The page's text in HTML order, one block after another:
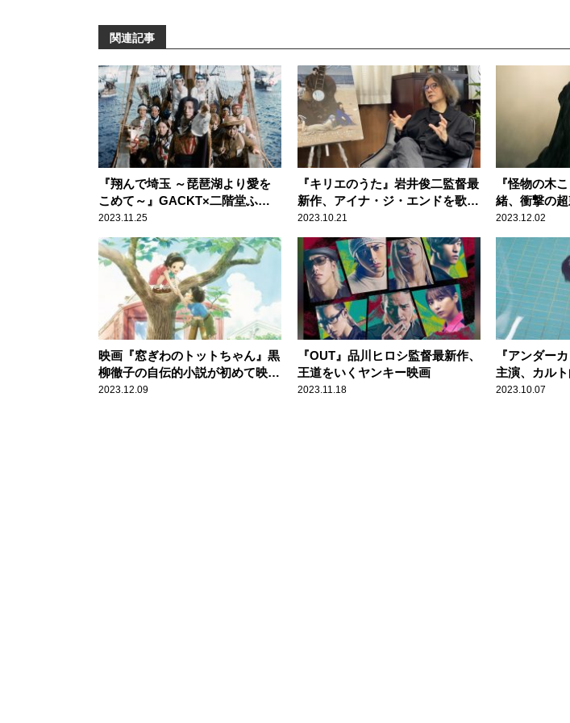
関連記事
『翔んで埼玉 ～琵琶湖より愛を
こめて～』GACKT×二階堂ふ
み、まさかの続編に傑作の予感
2023.11.25
『キリエのうた』岩井俊二監督最
新作、アイナ・ジ・エンドを歌姫
に迎えた音楽映画
2023.10.21
『怪物の木
緒、衝撃の
2023.12.02
映画『窓ぎわのトットちゃん』黒
柳徹子の自伝的小説が初めて映画
になった！
2023.12.09
『OUT』品川ヒロシ監督最新作、
王道をいくヤンキー映画
2023.11.18
『アンダー
主演、カル
画化
2023.10.07